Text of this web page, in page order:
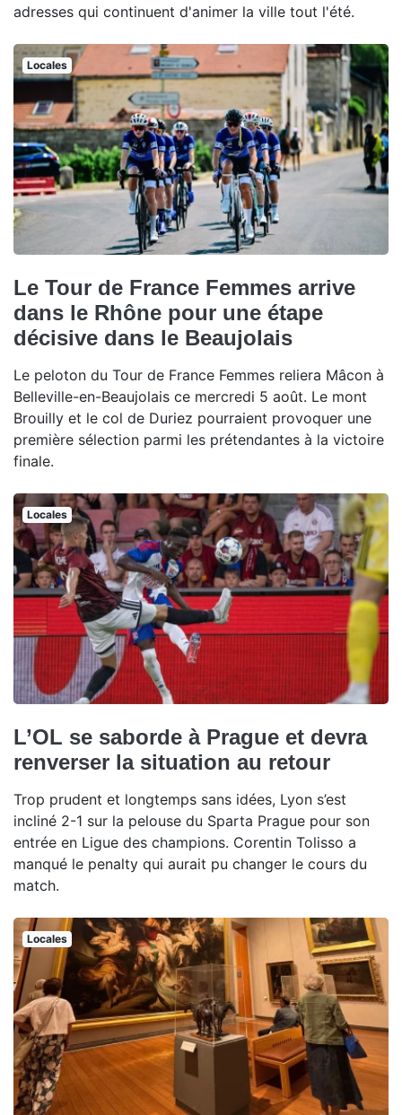
adresses qui continuent d'animer la ville tout l'été.
Locales
Le Tour de France Femmes arrive
dans le Rhône pour une étape
décisive dans le Beaujolais
Le peloton du Tour de France Femmes reliera Mâcon à
Belleville-en-Beaujolais ce mercredi 5 août. Le mont
Brouilly et le col de Duriez pourraient provoquer une
première sélection parmi les prétendantes à la victoire
finale.
Locales
L’OL se saborde à Prague et devra
renverser la situation au retour
Trop prudent et longtemps sans idées, Lyon s’est
incliné 2-1 sur la pelouse du Sparta Prague pour son
entrée en Ligue des champions. Corentin Tolisso a
manqué le penalty qui aurait pu changer le cours du
match.
Locales